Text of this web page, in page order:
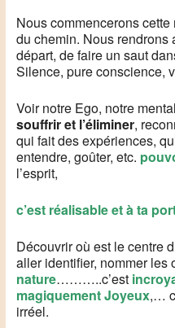
Nous commencerons
du chemin. Nous
départ, de faire un saut
Silence, pure conscience,
Voir notre Ego, notre
souffrir et l’éliminer,
qui fait des expériences,
entendre, goûter, etc.
l’esprit,
c’est réalisable et à ta
Découvrir où est le centre
aller identifier, nommer les
nature………..c’est
magiquement Joyeux,…
irréel.